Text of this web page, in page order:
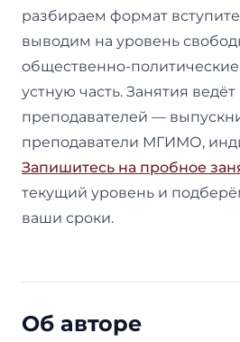
разбираем формат
выводим на уровень
общественно-
устную часть. Занятия
преподавателей —
преподаватели МГИМО,
Запишитесь на пробное
текущий уровень и
ваши сроки.
Об авторе